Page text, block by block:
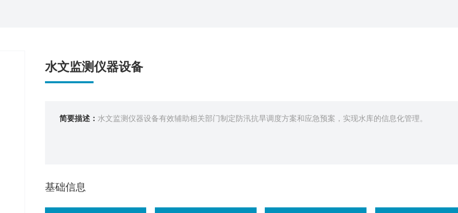
水文监测仪器设备
简要描述： 水文监测仪器设备有效辅助相关部门制定防汛抗旱调度方案和应急预案，实现水库的信息化管理。
基础信息